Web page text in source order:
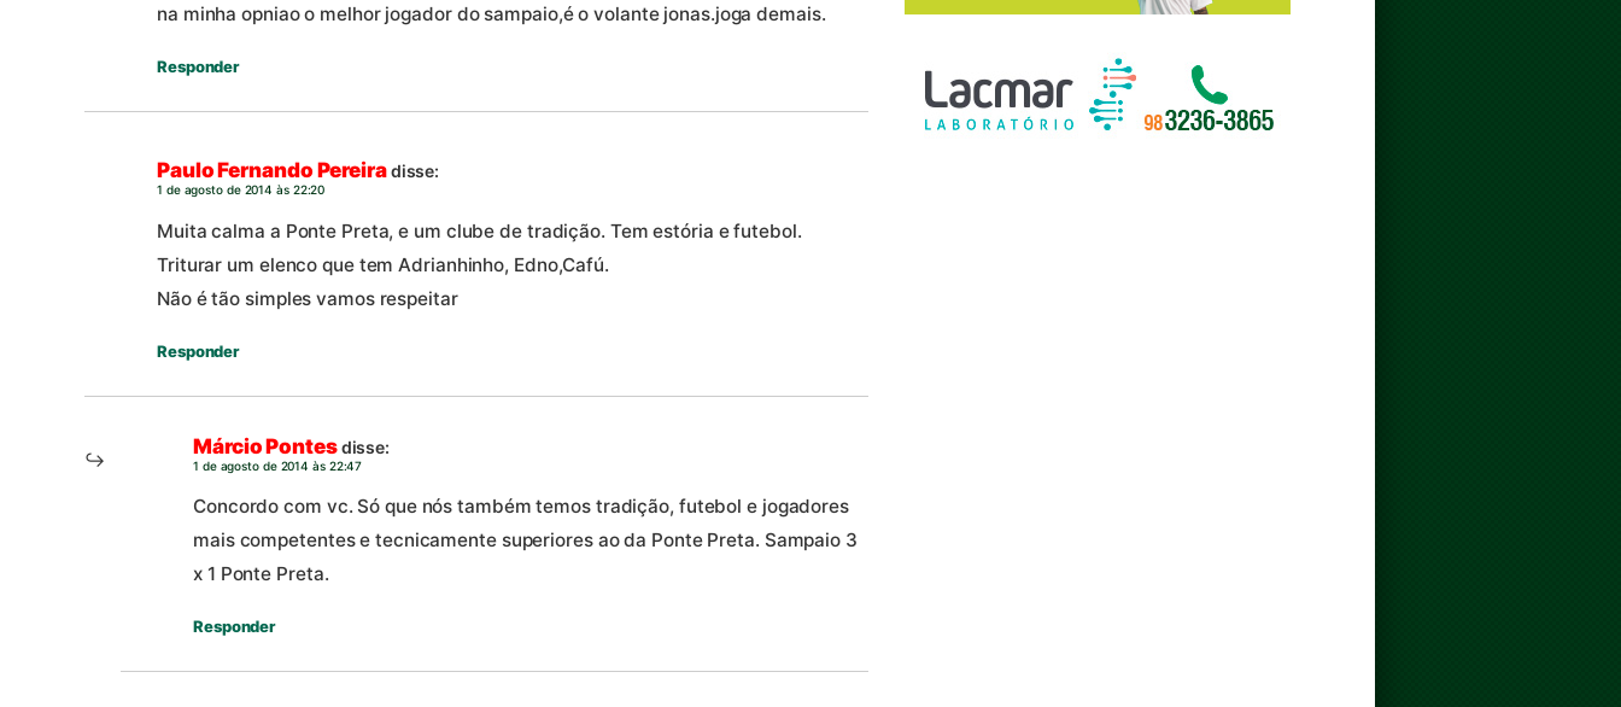
na minha opniao o melhor jogador do sampaio,é o volante jonas.joga demais.
Responder
Paulo Fernando Pereiradisse:
1 de agosto de 2014 às 22:20
Muita calma a Ponte Preta, e um clube de tradição. Tem estória e futebol.
Triturar um elenco que tem Adrianhinho, Edno,Cafú.
Não é tão simples vamos respeitar
Responder
Márcio Pontesdisse:
1 de agosto de 2014 às 22:47
Concordo com vc. Só que nós também temos tradição, futebol e jogadores
mais competentes e tecnicamente superiores ao da Ponte Preta. Sampaio 3
x 1 Ponte Preta.
Responder